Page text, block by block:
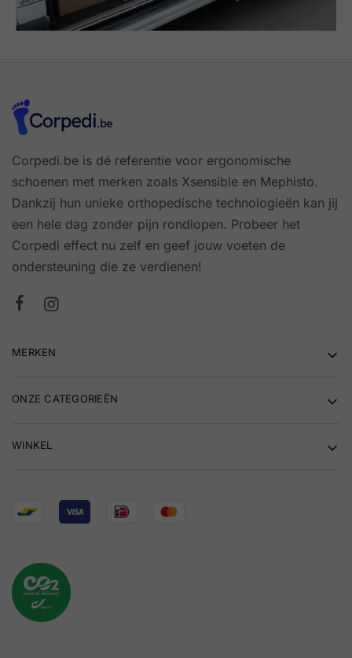
Corpedi.be is dé referentie voor ergonomische
schoenen met merken zoals Xsensible en Mephisto.
Dankzij hun unieke orthopedische technologieën kan jij
een hele dag zonder pijn rondlopen. Probeer het
Corpedi effect nu zelf en geef jouw voeten de
ondersteuning die ze verdienen!
MERKEN
ONZE CATEGORIEËN
WINKEL